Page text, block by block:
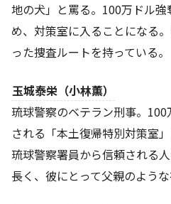
地の犬」と罵る。100万ドル
め、対策室に入ることになる
った捜査ルートを持っている。
玉城泰栄（小林薫）
琉球警察のベテラン刑事。
される「本土復帰特別対策室
琉球警察署員から信頼される
長く、彼にとって父親のような